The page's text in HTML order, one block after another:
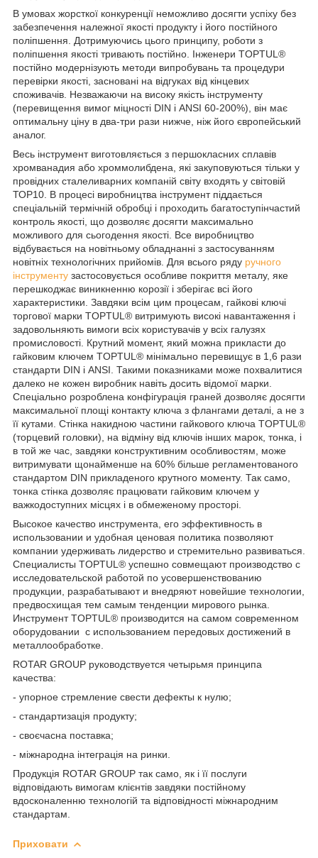
В умовах жорсткої конкуренції неможливо досягти успіху без
забезпечення належної якості продукту і його постійного
поліпшення. Дотримуючись цього принципу, роботи з
поліпшення якості тривають постійно. Інженери TOPTUL®
постійно модернізують методи випробувань та процедури
перевірки якості, засновані на відгуках від кінцевих
споживачів. Незважаючи на високу якість інструменту
(перевищення вимог міцності DIN і ANSI 60-200%), він має
оптимальну ціну в два-три рази нижче, ніж його європейський
аналог.
Весь інструмент виготовляється з першокласних сплавів
хромванадия або хроммолибдена, які закуповуються тільки у
провідних сталеливарних компаній світу входять у світовій
ТОР10. В процесі виробництва інструмент піддається
спеціальній термічній обробці і проходить багатоступінчастий
контроль якості, що дозволяє досягти максимально
можливого для сьогодення якості. Все виробництво
відбувається на новітньому обладнанні з застосуванням
новітніх технологічних прийомів. Для всього ряду ручного
інструменту застосовується особливе покриття металу, яке
перешкоджає виникненню корозії і зберігає всі його
характеристики. Завдяки всім цим процесам, гайкові ключі
торгової марки TOPTUL® витримують високі навантаження і
задовольняють вимоги всіх користувачів у всіх галузях
промисловості. Крутний момент, який можна прикласти до
гайковим ключем TOPTUL® мінімально перевищує в 1,6 рази
стандарти DIN і ANSI. Такими показниками може похвалитися
далеко не кожен виробник навіть досить відомої марки.
Спеціально розроблена конфігурація граней дозволяє досягти
максимальної площі контакту ключа з флангами деталі, а не з
її кутами. Стінка накидною частини гайкового ключа TOPTUL®
(торцевий головки), на відміну від ключів інших марок, тонка, і
в той же час, завдяки конструктивним особливостям, може
витримувати щонайменше на 60% більше регламентованого
стандартом DIN прикладеного крутного моменту. Так само,
тонка стінка дозволяє працювати гайковим ключем у
важкодоступних місцях і в обмеженому просторі.
Высокое качество инструмента, его эффективность в
использовании и удобная ценовая политика позволяют
компании удерживать лидерство и стремительно развиваться.
Специалисты TOPTUL® успешно совмещают производство с
исследовательской работой по усовершенствованию
продукции, разрабатывают и внедряют новейшие технологии,
предвосхищая тем самым тенденции мирового рынка.
Инструмент TOPTUL® производится на самом современном
оборудовании с использованием передовых достижений в
металлообработке.
ROTAR GROUP руководствуется четырьмя принципа
качества:
- упорное стремление свести дефекты к нулю;
- стандартизація продукту;
- своєчасна поставка;
- міжнародна інтеграція на ринки.
Продукція ROTAR GROUP так само, як і її послуги
відповідають вимогам клієнтів завдяки постійному
вдосконаленню технологій та відповідності міжнародним
стандартам.
Приховати